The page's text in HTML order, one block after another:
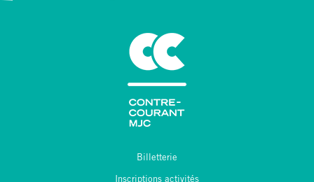
Billetterie
Inscriptions activités